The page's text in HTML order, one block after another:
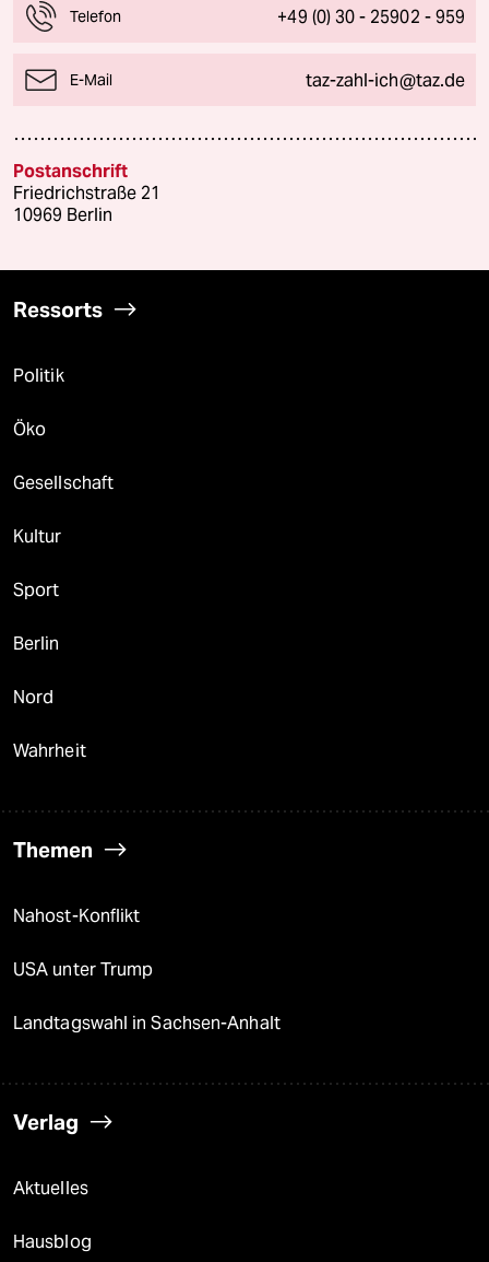
Telefon +49 (0) 30 - 25902 - 959
E-Mail taz-zahl-ich@taz.de
Postanschrift
Friedrichstraße 21
10969 Berlin
Ressorts
Politik
Öko
Gesellschaft
Kultur
Sport
Berlin
Nord
Wahrheit
Themen
Nahost-Konflikt
USA unter Trump
Landtagswahl in Sachsen-Anhalt
Verlag
Aktuelles
Hausblog